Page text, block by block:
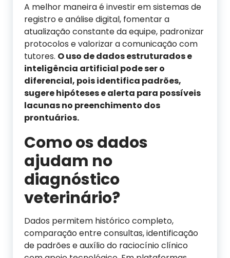
A melhor maneira é investir em sistemas de
registro e análise digital, fomentar a
atualização constante da equipe, padronizar
protocolos e valorizar a comunicação com
tutores. O uso de dados estruturados e
inteligência artificial pode ser o
diferencial, pois identifica padrões,
sugere hipóteses e alerta para possíveis
lacunas no preenchimento dos
prontuários.
Como os dados
ajudam no
diagnóstico
veterinário?
Dados permitem histórico completo,
comparação entre consultas, identificação
de padrões e auxílio do raciocínio clínico